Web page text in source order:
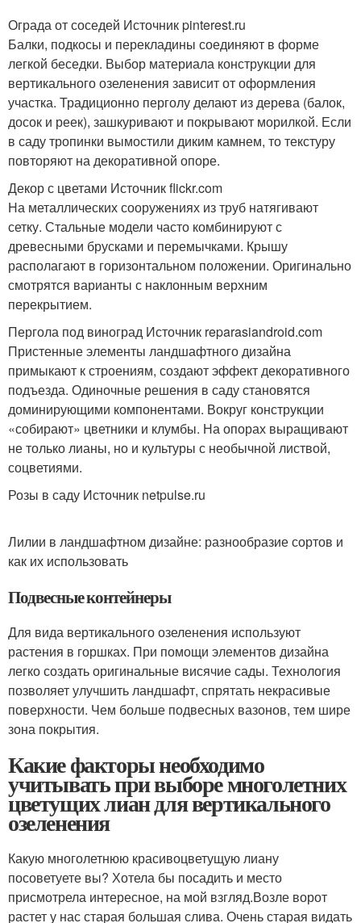
Ограда от соседей Источник pinterest.ru
Балки, подкосы и перекладины соединяют в форме
легкой беседки. Выбор материала конструкции для
вертикального озеленения зависит от оформления
участка. Традиционно перголу делают из дерева (балок,
досок и реек), зашкуривают и покрывают морилкой. Если
в саду тропинки вымостили диким камнем, то текстуру
повторяют на декоративной опоре.
Декор с цветами Источник flickr.com
На металлических сооружениях из труб натягивают
сетку. Стальные модели часто комбинируют с
древесными брусками и перемычками. Крышу
располагают в горизонтальном положении. Оригинально
смотрятся варианты с наклонным верхним
перекрытием.
Пергола под виноград Источник reparasiandroid.com
Пристенные элементы ландшафтного дизайна
примыкают к строениям, создают эффект декоративного
подъезда. Одиночные решения в саду становятся
доминирующими компонентами. Вокруг конструкции
«собирают» цветники и клумбы. На опорах выращивают
не только лианы, но и культуры с необычной листвой,
соцветиями.
Розы в саду Источник netpulse.ru
Лилии в ландшафтном дизайне: разнообразие сортов и
как их использовать
Подвесные контейнеры
Для вида вертикального озеленения используют
растения в горшках. При помощи элементов дизайна
легко создать оригинальные висячие сады. Технология
позволяет улучшить ландшафт, спрятать некрасивые
поверхности. Чем больше подвесных вазонов, тем шире
зона покрытия.
Какие факторы необходимо
учитывать при выборе многолетних
цветущих лиан для вертикального
озеленения
Какую многолетнюю красивоцветущую лиану
посоветуете вы? Хотела бы посадить и место
присмотрела интересное, на мой взгляд.Возле ворот
растет у нас старая большая слива. Очень старая видать